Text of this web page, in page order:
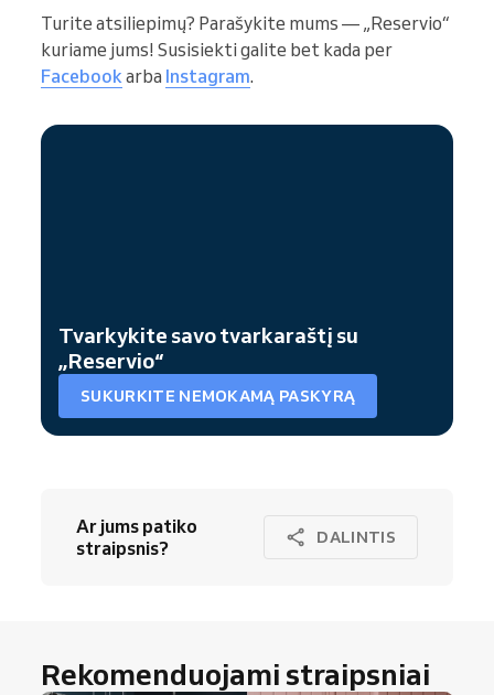
Turite atsiliepimų? Parašykite mums — „Reservio“
kuriame jums! Susisiekti galite bet kada per
Facebookarba Instagram.
Tvarkykite savo tvarkaraštį su
„Reservio“
SUKURKITE NEMOKAMĄ PASKYRĄ
Ar jums patiko
straipsnis?
DALINTIS
Rekomenduojami straipsniai